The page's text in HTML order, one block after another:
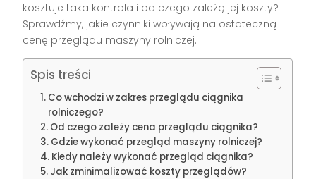
kosztuje taka kontrola i od czego zależą jej koszty?
Sprawdźmy, jakie czynniki wpływają na ostateczną
cenę przeglądu maszyny rolniczej.
Spis treści
Co wchodzi w zakres przeglądu ciągnika
rolniczego?
Od czego zależy cena przeglądu ciągnika?
Gdzie wykonać przegląd maszyny rolniczej?
Kiedy należy wykonać przegląd ciągnika?
Jak zminimalizować koszty przeglądów?